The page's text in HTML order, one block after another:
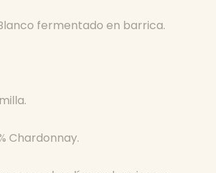
fermentado en barrica.
Chardonnay.